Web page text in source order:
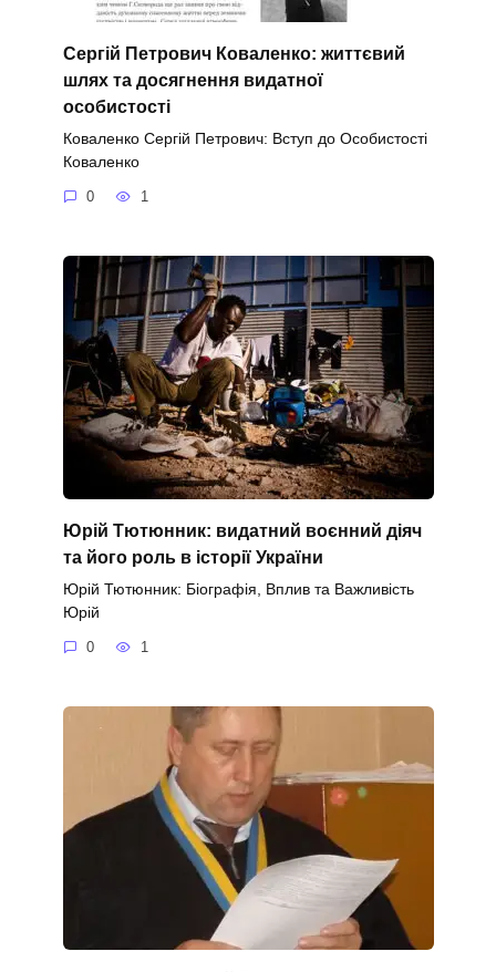
Сергій Петрович Коваленко: життєвий
шлях та досягнення видатної
особистості
Коваленко Сергій Петрович: Вступ до Особистості
Коваленко
0 1
Юрій Тютюнник: видатний воєнний діяч
та його роль в історії України
Юрій Тютюнник: Біографія, Вплив та Важливість
Юрій
0 1